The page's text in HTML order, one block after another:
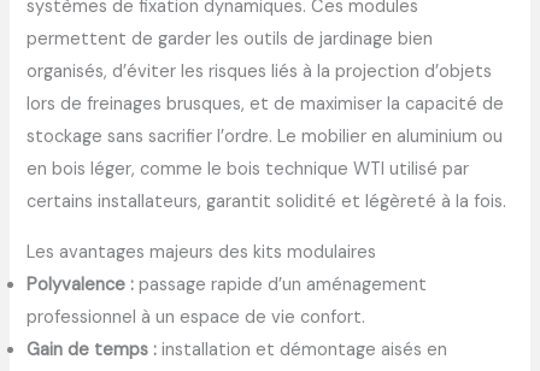
systèmes de fixation dynamiques. Ces modules
permettent de garder les outils de jardinage bien
organisés, d’éviter les risques liés à la projection d’objets
lors de freinages brusques, et de maximiser la capacité de
stockage sans sacrifier l’ordre. Le mobilier en aluminium ou
en bois léger, comme le bois technique WTI utilisé par
certains installateurs, garantit solidité et légèreté à la fois.
Les avantages majeurs des kits modulaires
Polyvalence : passage rapide d’un aménagement
professionnel à un espace de vie confort.
Gain de temps : installation et démontage aisés en